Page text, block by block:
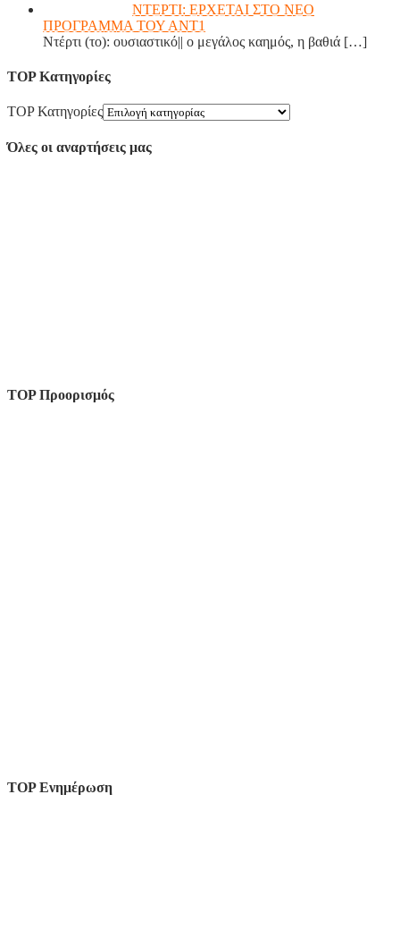
ΝΤΕΡΤΙ: ΕΡΧΕΤΑΙ ΣΤΟ ΝΕΟ
ΠΡΟΓΡΑΜΜΑ ΤΟΥ ΑΝΤ1
Ντέρτι (το): ουσιαστικό|| ο μεγάλος καημός, η βαθιά […]
TOP Κατηγορίες
TOP Κατηγορίες
Όλες οι αναρτήσεις μας
TOP Προορισμός
TOP Ενημέρωση